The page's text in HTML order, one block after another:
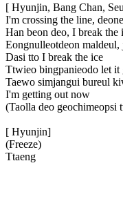
[ Hyunjin, Bang Chan,
I'm crossing the line,
Han beon deo, I break the
Eongnulleotdeon maldeul,
Dasi tto I break the ice
Ttwieo bingpanieodo let it
Taewo simjangui bureul
I'm getting out now
(Taolla deo geochimeopsi
[ Hyunjin]
(Freeze)
Ttaeng